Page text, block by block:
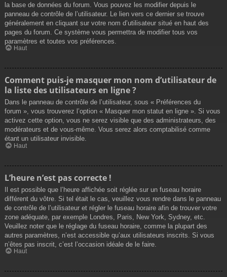
la base de données du forum. Vous pouvez les modifier depuis le
panneau de contrôle de l’utilisateur. Le lien vers ce dernier se trouve
généralement en cliquant sur votre nom d’utilisateur situé en haut des
pages du forum. Ce système vous permettra de modifier tous vos
paramètres et toutes vos préférences.
Haut
Comment puis-je masquer mon nom d’utilisateur de
la liste des utilisateurs en ligne ?
Dans le panneau de contrôle de l’utilisateur, sous « Préférences du
forum », vous trouverez l’option « Masquer mon statut en ligne ». Si vous
activez cette option, vous ne serez visible que des administrateurs, des
modérateurs et de vous-même. Vous serez alors comptabilisé comme
étant un utilisateur invisible.
Haut
L’heure n’est pas correcte !
Il est possible que l’heure affichée soit réglée sur un fuseau horaire
différent du vôtre. Si tel était le cas, veuillez vous rendre dans le panneau
de contrôle de l’utilisateur et régler le fuseau horaire afin de trouver votre
zone adéquate, par exemple Londres, Paris, New York, Sydney, etc.
Veuillez noter que le réglage du fuseau horaire, comme la plupart des
autres paramètres, n’est accessible qu’aux utilisateurs inscrits. Si vous
n’êtes pas inscrit, c’est l’occasion idéale de le faire.
Haut